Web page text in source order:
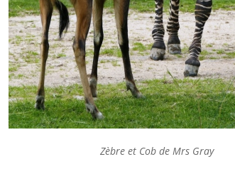
Zèbre et Cob de Mrs Gray